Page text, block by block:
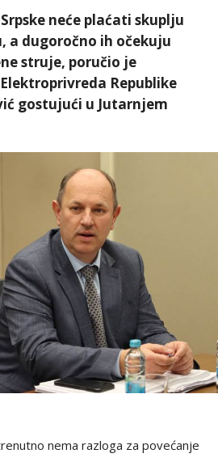
neće plaćati skuplju
a dugoročno ih očekuju
struje, poručio je
Republike
gostujući u Јutarnjem
nema razloga za povećanje